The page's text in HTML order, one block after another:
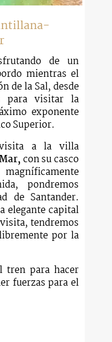
de un
mientras el
de la Sal, desde
para visitar la
exponente
Superior.
visita a la villa
con su casco
pondremos
de Santander.
elegante capital
tendremos
por la
tren para hacer
fuerzas para el